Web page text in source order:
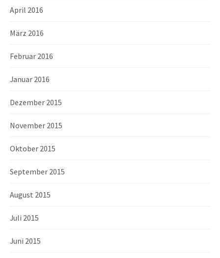
April 2016
März 2016
Februar 2016
Januar 2016
Dezember 2015
November 2015
Oktober 2015
September 2015
August 2015
Juli 2015
Juni 2015